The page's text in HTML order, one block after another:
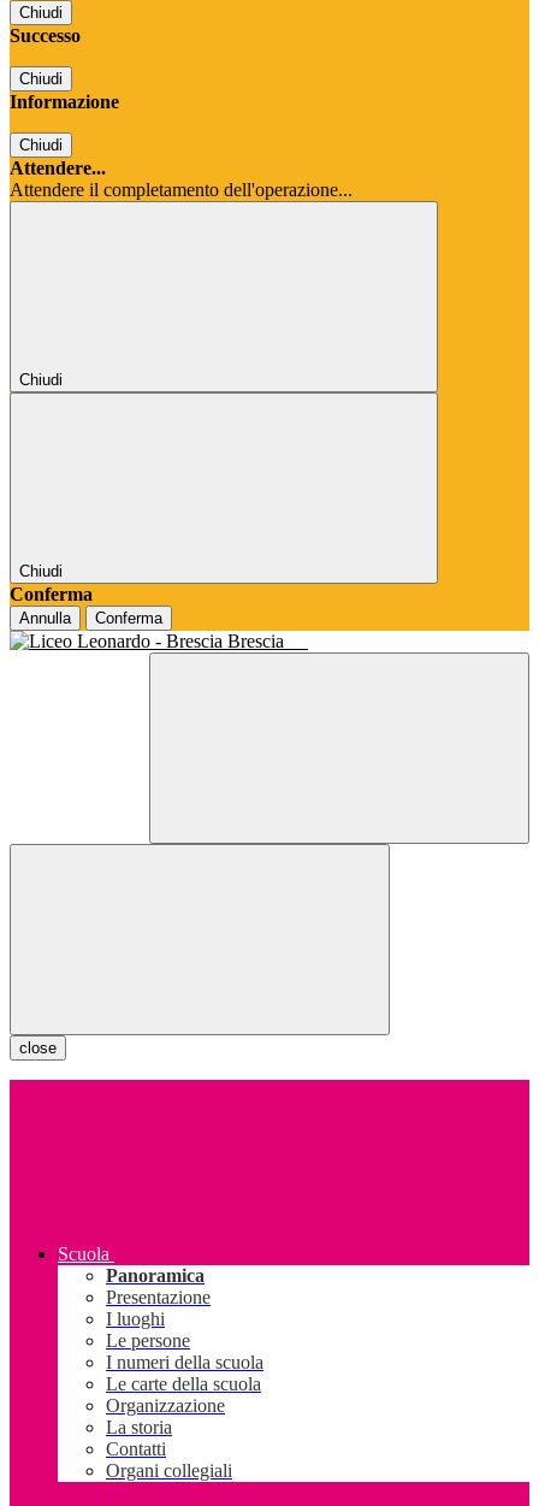
Chiudi
Successo
Chiudi
Informazione
Chiudi
Attendere...
Attendere il completamento dell'operazione...
Chiudi
Chiudi
Conferma
Annulla Conferma
Brescia
close
Scuola
Panoramica
Presentazione
I luoghi
Le persone
I numeri della scuola
Le carte della scuola
Organizzazione
La storia
Contatti
Organi collegiali